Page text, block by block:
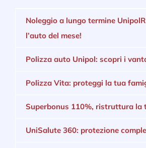
Noleggio a lungo termine
l’auto del mese!
Polizza auto Unipol: scopri i
Polizza Vita: proteggi la tua
Superbonus 110%, ristruttura la
UniSalute 360: protezione